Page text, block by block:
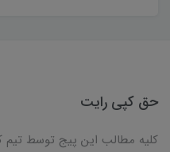
حق کپی رایت
کلیه مطالب این پیج توسط تیم